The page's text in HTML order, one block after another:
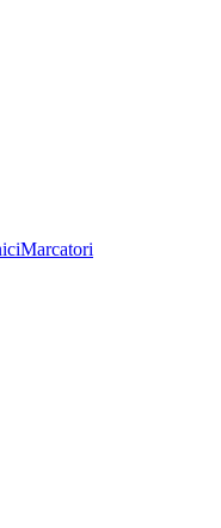
Marcatori